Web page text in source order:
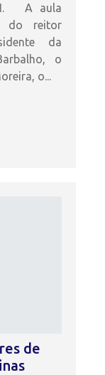
I. A aula
do reitor
da
o
o...
de